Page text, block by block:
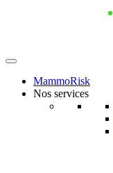
MammoRisk
Nos services